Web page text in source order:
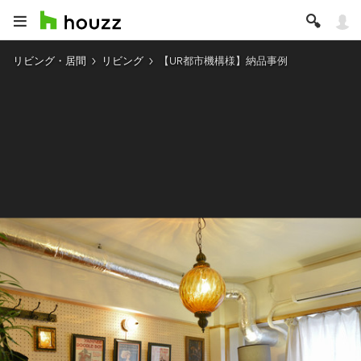
リビング・居間 リビング 【UR都市機構様】納品事例